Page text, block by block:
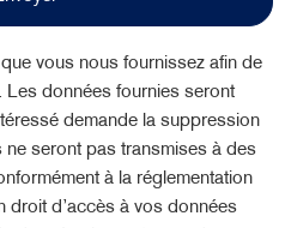
vous nous fournissez afin de
Les données fournies seront
demande la suppression
seront pas transmises à des
à la réglementation
droit d’accès à vos données